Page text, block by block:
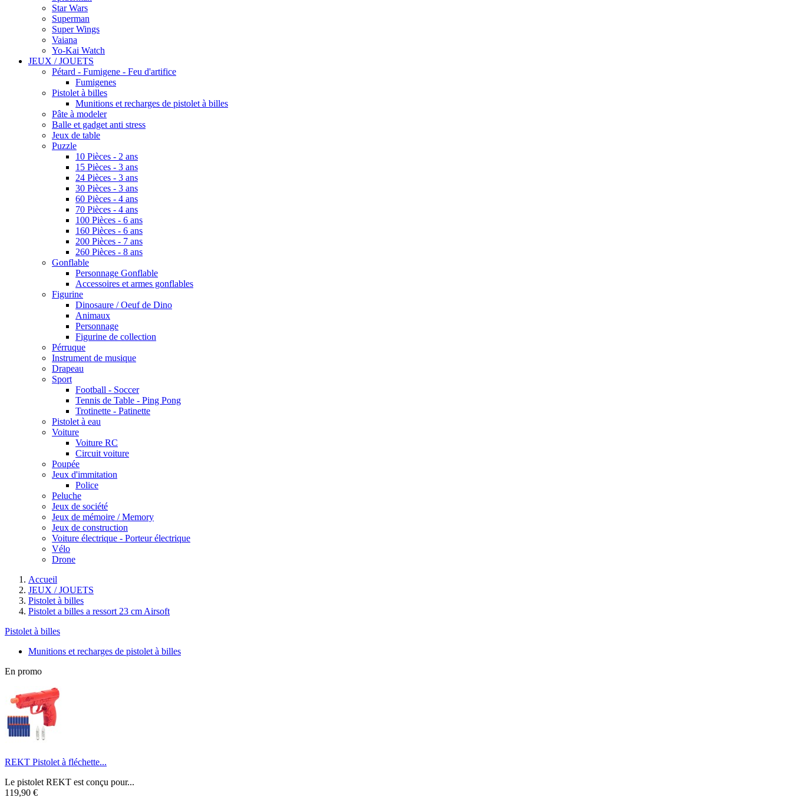
Star Wars
Superman
Super Wings
Vaiana
Yo-Kai Watch
JEUX / JOUETS
Pétard - Fumigene - Feu d'artifice
Fumigenes
Pistolet à billes
Munitions et recharges de pistolet à billes
Pâte à modeler
Balle et gadget anti stress
Jeux de table
Puzzle
10 Pièces - 2 ans
15 Pièces - 3 ans
24 Pièces - 3 ans
30 Pièces - 3 ans
60 Pièces - 4 ans
70 Pièces - 4 ans
100 Pièces - 6 ans
160 Pièces - 6 ans
200 Pièces - 7 ans
260 Pièces - 8 ans
Gonflable
Personnage Gonflable
Accessoires et armes gonflables
Figurine
Dinosaure / Oeuf de Dino
Animaux
Personnage
Figurine de collection
Pérruque
Instrument de musique
Drapeau
Sport
Football - Soccer
Tennis de Table - Ping Pong
Trotinette - Patinette
Pistolet à eau
Voiture
Voiture RC
Circuit voiture
Poupée
Jeux d'immitation
Police
Peluche
Jeux de société
Jeux de mémoire / Memory
Jeux de construction
Voiture électrique - Porteur électrique
Vélo
Drone
Accueil
JEUX / JOUETS
Pistolet à billes
Pistolet a billes a ressort 23 cm Airsoft
Pistolet à billes
Munitions et recharges de pistolet à billes
En promo
REKT Pistolet à fléchette...
Le pistolet REKT est conçu pour...
119,90 €